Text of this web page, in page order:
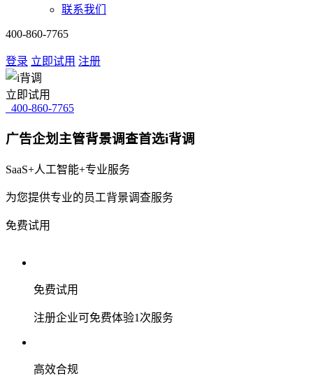
联系我们
400-860-7765
登录 立即试用 注册
立即试用
400-860-7765
广告企划主管背景调查首选i背调
SaaS+人工智能+专业服务
为您提供专业的员工背景调查服务
免费试用
免费试用
注册企业可免费体验1次服务
高效合规